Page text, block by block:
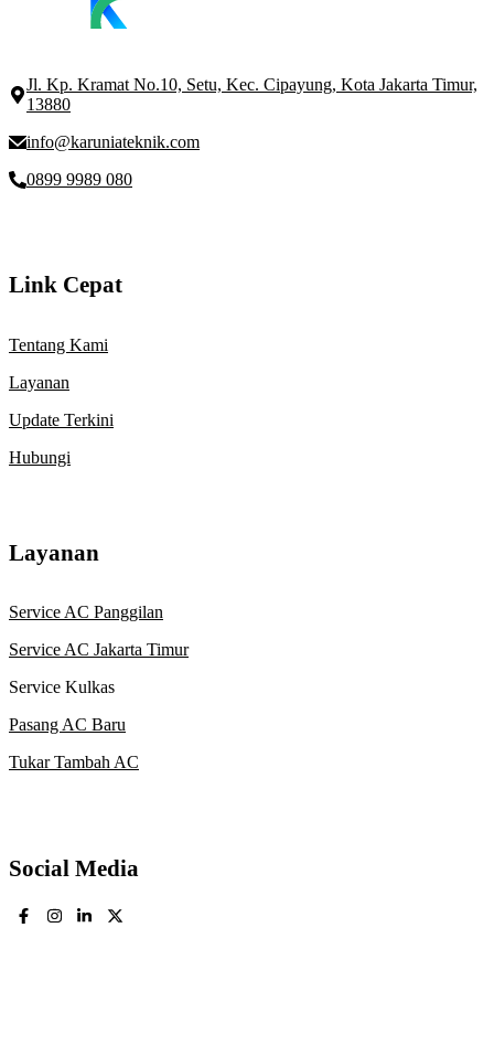
Jl. Kp. Kramat No.10, Setu, Kec. Cipayung, Kota Jakarta Timur,
13880
info@karuniateknik.com
0899 9989 080
Link Cepat
Tentang Kami
Layanan
Update Terkini
Hubungi
Layanan
Service AC Panggilan
Service AC Jakarta Timur
Service Kulkas
Pasang AC Baru
Tukar Tambah AC
Social Media